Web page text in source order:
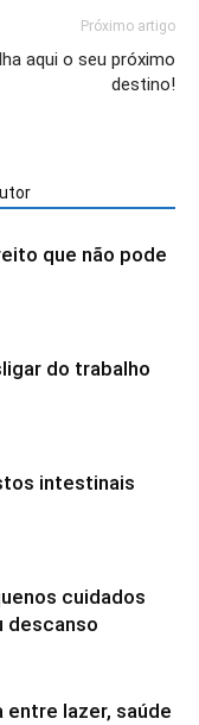
Próximo artigo
aqui o seu próximo
destino!
que não pode
do trabalho
intestinais
cuidados
descanso
entre lazer, saúde